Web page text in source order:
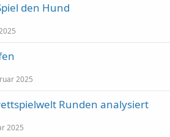
den Hund
2025
Runden analysiert
2025